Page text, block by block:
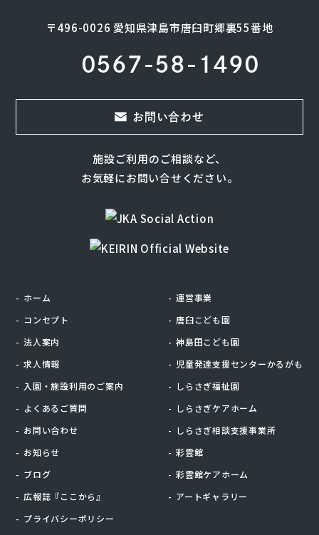
〒496-0026 愛知県津島市唐臼町郷裏55番地
0567-58-1490
お問い合わせ
施設ご利用のご相談など、
お気軽にお問い合せください。
ホーム
コンセプト
法人案内
求人情報
入園・施設利用のご案内
よくあるご質問
お問い合わせ
お知らせ
ブログ
広報誌『ここから』
プライバシーポリシー
運営事業
唐臼こども園
神島田こども園
児童発達支援センターかるがも
しらさぎ福祉園
しらさぎケアホーム
しらさぎ相談支援事業所
彩雲館
彩雲館ケアホーム
アートギャラリー